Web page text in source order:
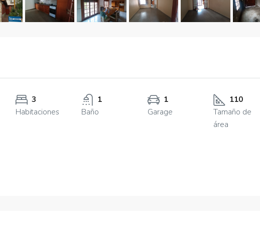
3
Habitaciones
1
Baño
1
Garage
110
Tamaño de
área